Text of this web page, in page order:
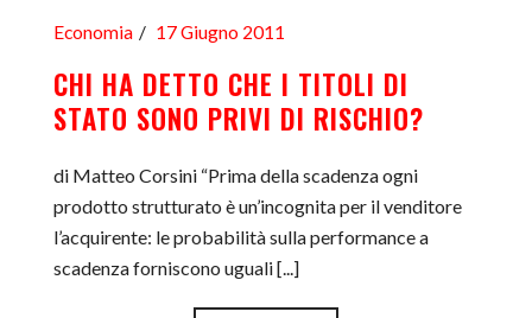
Economia 17 Giugno 2011
CHI HA DETTO CHE I TITOLI DI
STATO SONO PRIVI DI RISCHIO?
di Matteo Corsini “Prima della scadenza ogni
prodotto strutturato è un’incognita per il venditore
l’acquirente: le probabilità sulla performance a
scadenza forniscono uguali [...]